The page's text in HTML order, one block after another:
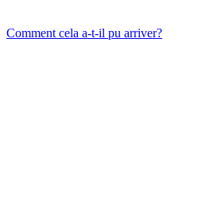
Comment cela a-t-il pu arriver?